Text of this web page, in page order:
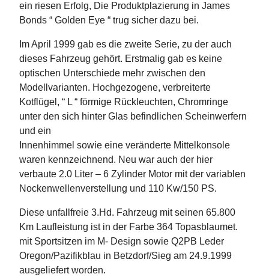
ein riesen Erfolg, Die Produktplazierung in James
Bonds “ Golden Eye “ trug sicher dazu bei.
Im April 1999 gab es die zweite Serie, zu der auch
dieses Fahrzeug gehört. Erstmalig gab es keine
optischen Unterschiede mehr zwischen den
Modellvarianten. Hochgezogene, verbreiterte
Kotflügel, “ L “ förmige Rückleuchten, Chromringe
unter den sich hinter Glas befindlichen Scheinwerfern
und ein
Innenhimmel sowie eine veränderte Mittelkonsole
waren kennzeichnend. Neu war auch der hier
verbaute 2.0 Liter – 6 Zylinder Motor mit der variablen
Nockenwellenverstellung und 110 Kw/150 PS.
Diese unfallfreie 3.Hd. Fahrzeug mit seinen 65.800
Km Laufleistung ist in der Farbe 364 Topasblaumet.
mit Sportsitzen im M- Design sowie Q2PB Leder
Oregon/Pazifikblau in Betzdorf/Sieg am 24.9.1999
ausgeliefert worden.